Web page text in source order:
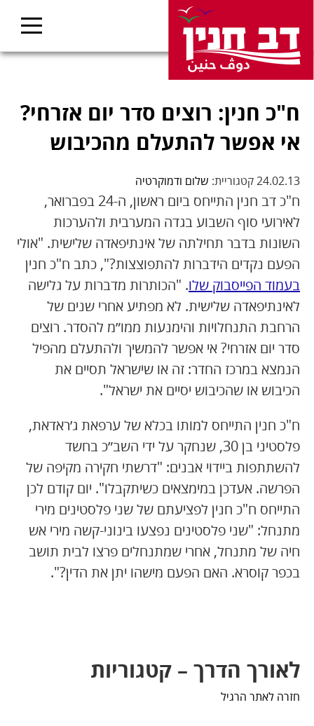
ח"כ חנין: רוצים סדר יום אזרחי?
אי אפשר להתעלם מהכיבוש
24.02.13 קטגוריית: שלום ודמוקרטיה
ח"כ דב חנין התייחס ביום ראשון, ה-24 בפברואר,
לאירועי סוף השבוע בגדה המערבית ולהערכות
השונות בדבר תחילתה של אינתיפאדה שלישית. "אולי
הפעם נקדים הידברות להתפוצצות?", כתב ח"כ חנין
בעמוד הפייסבוק שלו. "הכותרות מדברות על גלישה
לאינתיפאדה שלישית. לא מפתיע אחרי שנים של
הרחבת התנחלויות והימנעות ממו״מ להסדר. רוצים
סדר יום אזרחי? אי אפשר להמשיך ולהתעלם מהפיל
הנמצא במרכז החדר: זה או שישראל תסיים את
הכיבוש או שהכיבוש יסיים את ישראל".
ח"כ חנין התייחס למותו בכלא של ערפאת ג׳ראדאת,
פלסטיני בן 30, שנחקר על ידי השב״כ בחשד
להשתתפות ביידוי אבנים: "דרשתי חקירה מקיפה של
הפרשה. אעדכן במימצאים כשיתקבלו". יום קודם לכן
התייחס ח"כ חנין לפציעתם של שני פלסטינים מירי
מתנחל: "שני פלסטינים נפצעו בינוני-קשה מירי אש
חיה של מתנחל, אחרי שמתנחלים פרצו לבית תושב
בכפר קוסרא. האם הפעם מישהו יתן את הדין?".
לאורך הדרך – קטגוריות
חזרה לאתר הרגיל